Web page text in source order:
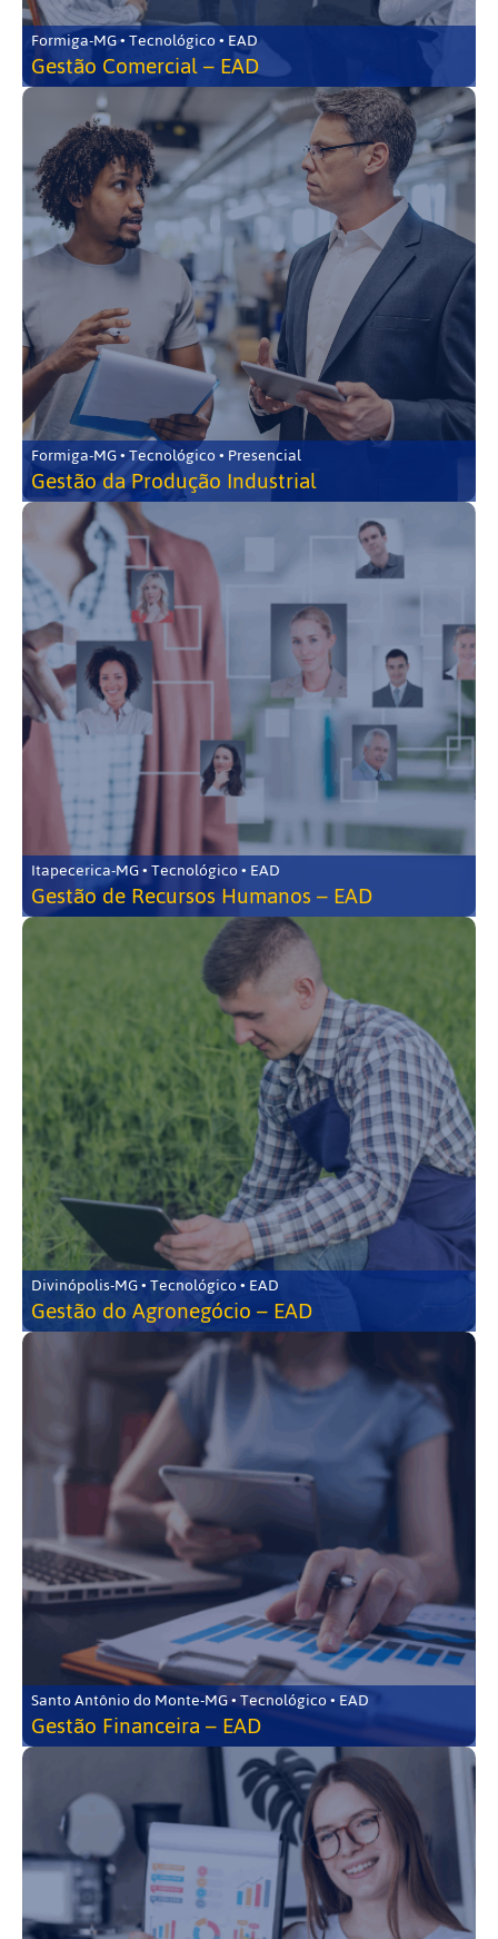
Formiga-MG • Tecnológico • EAD
Gestão Comercial – EAD
Formiga-MG • Tecnológico • Presencial
Gestão da Produção Industrial
Itapecerica-MG • Tecnológico • EAD
Gestão de Recursos Humanos – EAD
Divinópolis-MG • Tecnológico • EAD
Gestão do Agronegócio – EAD
Santo Antônio do Monte-MG • Tecnológico • EAD
Gestão Financeira – EAD